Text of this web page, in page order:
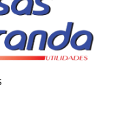
Design de luxo,
Alça Madeira, Cesto